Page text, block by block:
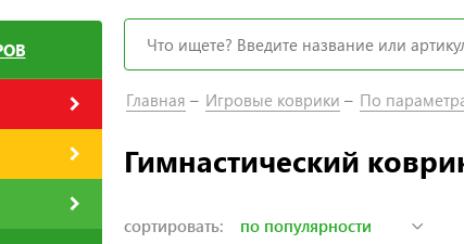
Главная Игровые коврики По
Гимнастический
сортировать: